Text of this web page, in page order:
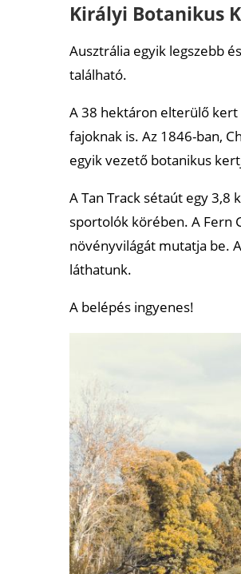
Királyi Botanikus
Ausztrália egyik legszebb
található.
A 38 hektáron elterülő
fajoknak is. Az 1846-ban,
egyik vezető botanikus
A Tan Track sétaút egy
sportolók körében. A Fern
növényvilágát mutatja be.
láthatunk.
A belépés ingyenes!